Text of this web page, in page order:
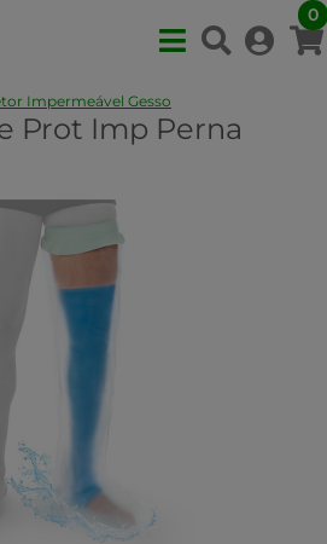
0
Impermeável Gesso
Prot Imp Perna